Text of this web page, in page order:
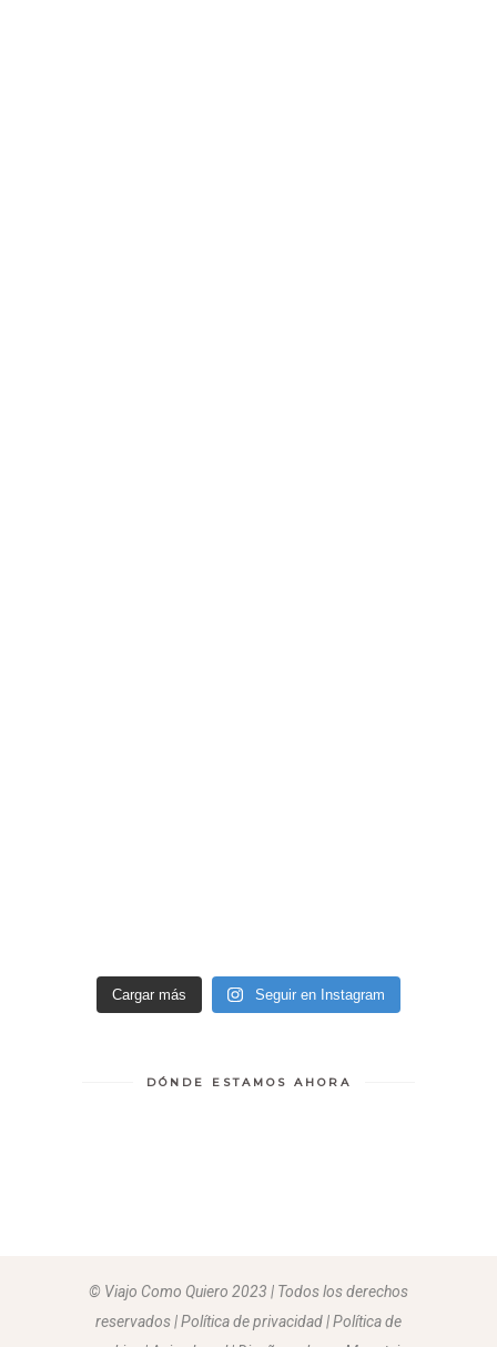
Cargar más Seguir en Instagram
DÓNDE ESTAMOS AHORA
© Viajo Como Quiero 2023 | Todos los derechos
reservados | Política de privacidad | Política de